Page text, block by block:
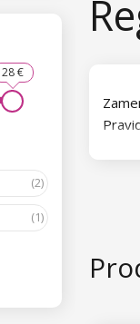
28 €
(2)
(1)